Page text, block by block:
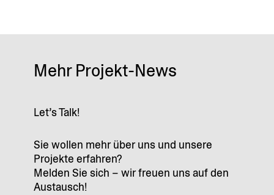
Mehr Projekt-News
Let’s Talk!
Sie wollen mehr über uns und unsere
Projekte erfahren?
Melden Sie sich – wir freuen uns auf den
Austausch!